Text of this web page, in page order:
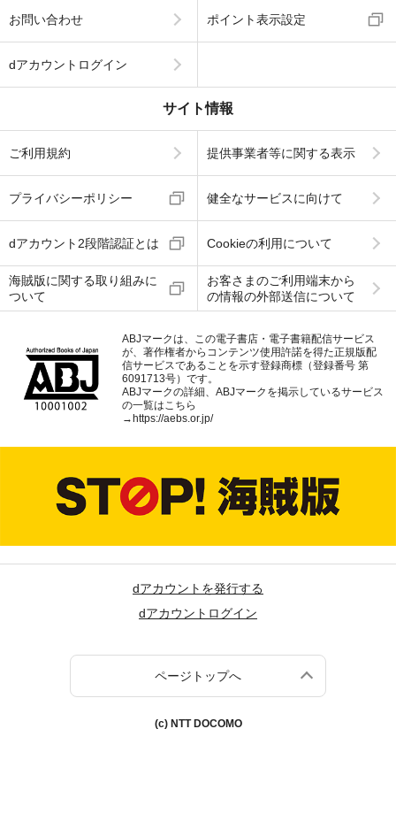
お問い合わせ ポイント表示設定
dアカウントログイン
サイト情報
ご利用規約 提供事業者等に関する表示
プライバシーポリシー 健全なサービスに向けて
dアカウント2段階認証とは Cookieの利用について
海賊版に関する取り組みに
ついて
お客さまのご利用端末から
の情報の外部送信について
ABJマークは、この電子書店・電子書籍配信サービス
が、著作権者からコンテンツ使用許諾を得た正規版配
信サービスであることを示す登録商標（登録番号 第
6091713号）です。
ABJマークの詳細、ABJマークを掲示しているサービス
の一覧はこちら
→https://aebs.or.jp/
dアカウントを発行する
dアカウントログイン
ページトップへ
(c) NTT DOCOMO